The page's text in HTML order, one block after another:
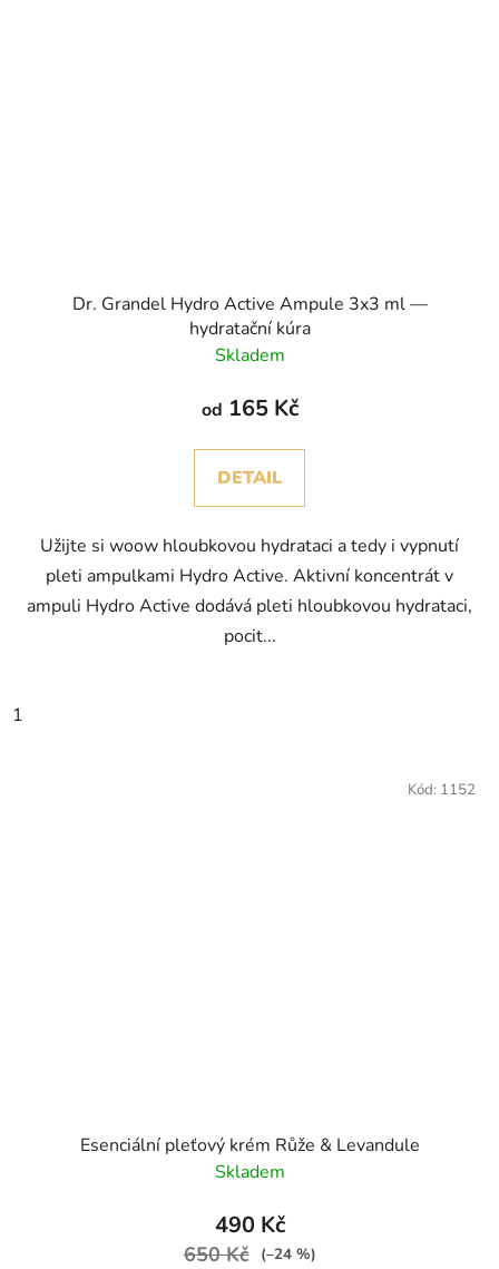
Dr. Grandel Hydro Active Ampule 3x3 ml —
hydratační kúra
Skladem
od 165 Kč
DETAIL
Užijte si woow hloubkovou hydrataci a tedy i vypnutí
pleti ampulkami Hydro Active. Aktivní koncentrát v
ampuli Hydro Active dodává pleti hloubkovou hydrataci,
pocit...
1
Esenciální pleťový krém Růže & Levandule
Skladem
490 Kč
650 Kč (–24 %)
Kód: 1152